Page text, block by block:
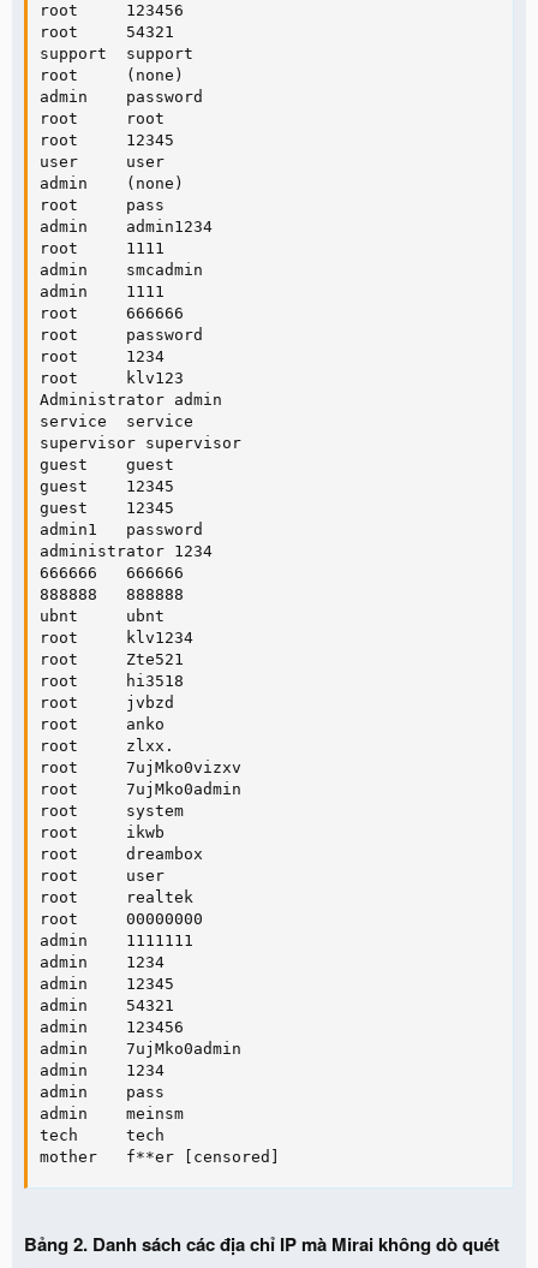
root     123456
root     54321
support  support
root     (none)
admin    password
root     root
root     12345
user     user
admin    (none)
root     pass
admin    admin1234
root     1111
admin    smcadmin
admin    1111
root     666666
root     password
root     1234
root     klv123
Administrator admin
service  service
supervisor supervisor
guest    guest
guest    12345
guest    12345
admin1   password
administrator 1234
666666   666666
888888   888888
ubnt     ubnt
root     klv1234
root     Zte521
root     hi3518
root     jvbzd
root     anko
root     zlxx.
root     7ujMko0vizxv
root     7ujMko0admin
root     system
root     ikwb
root     dreambox
root     user
root     realtek
root     00000000
admin    1111111
admin    1234
admin    12345
admin    54321
admin    123456
admin    7ujMko0admin
admin    1234
admin    pass
admin    meinsm
tech     tech
mother   f**er [censored]
Bảng 2. Danh sách các địa chỉ IP mà Mirai không dò quét